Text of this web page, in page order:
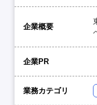
企業概要
企業PR
業務カテゴリ